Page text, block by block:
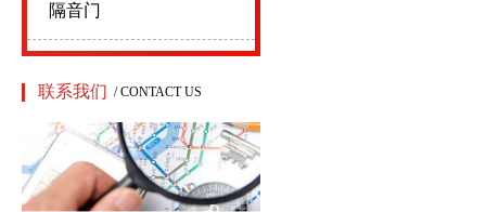
隔音门
联系我们 / CONTACT US